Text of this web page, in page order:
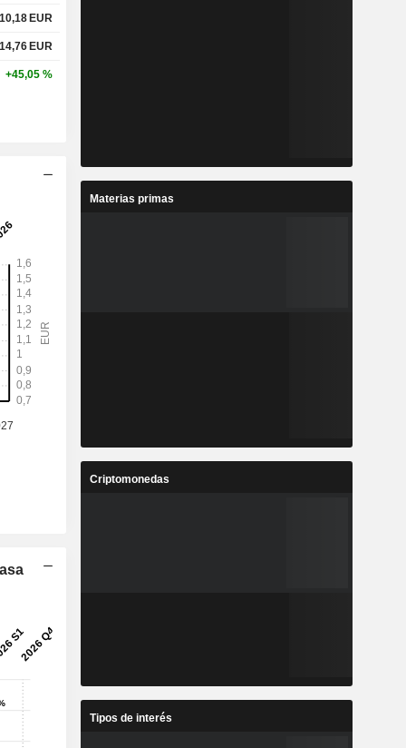
10,18 EUR
14,76 EUR
+45,05 %
Materias primas
Criptomonedas
Tipos de interés